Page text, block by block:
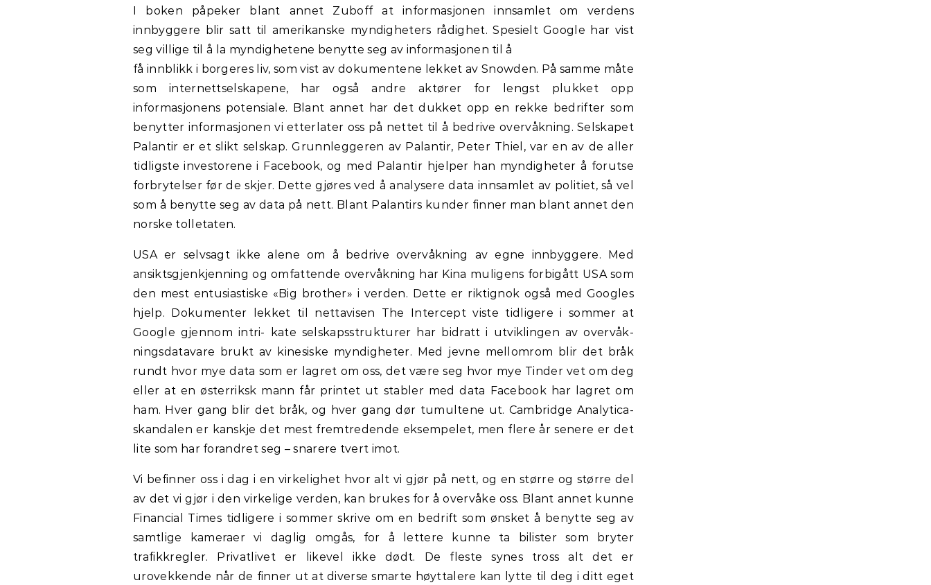
I boken påpeker blant annet Zuboff at informasjonen innsamlet om verdens
innbyggere blir satt til amerikanske myndigheters rådighet. Spesielt Google har vist
seg villige til å la myndighetene benytte seg av informasjonen til å
få innblikk i borgeres liv, som vist av dokumentene lekket av Snowden. På samme måte
som internettselskapene, har også andre aktører for lengst plukket opp
informasjonens potensiale. Blant annet har det dukket opp en rekke bedrifter som
benytter informasjonen vi etterlater oss på nettet til å bedrive overvåkning. Selskapet
Palantir er et slikt selskap. Grunnleggeren av Palantir, Peter Thiel, var en av de aller
tidligste investorene i Facebook, og med Palantir hjelper han myndigheter å forutse
forbrytelser før de skjer. Dette gjøres ved å analysere data innsamlet av politiet, så vel
som å benytte seg av data på nett. Blant Palantirs kunder finner man blant annet den
norske tolletaten.
USA er selvsagt ikke alene om å bedrive overvåkning av egne innbyggere. Med
ansiktsgjenkjenning og omfattende overvåkning har Kina muligens forbigått USA som
den mest entusiastiske «Big brother» i verden. Dette er riktignok også med Googles
hjelp. Dokumenter lekket til nettavisen The Intercept viste tidligere i sommer at
Google gjennom intri- kate selskapsstrukturer har bidratt i utviklingen av overvåk-
ningsdatavare brukt av kinesiske myndigheter. Med jevne mellomrom blir det bråk
rundt hvor mye data som er lagret om oss, det være seg hvor mye Tinder vet om deg
eller at en østerriksk mann får printet ut stabler med data Facebook har lagret om
ham. Hver gang blir det bråk, og hver gang dør tumultene ut. Cambridge Analytica-
skandalen er kanskje det mest fremtredende eksempelet, men flere år senere er det
lite som har forandret seg – snarere tvert imot.
Vi befinner oss i dag i en virkelighet hvor alt vi gjør på nett, og en større og større del
av det vi gjør i den virkelige verden, kan brukes for å overvåke oss. Blant annet kunne
Financial Times tidligere i sommer skrive om en bedrift som ønsket å benytte seg av
samtlige kameraer vi daglig omgås, for å lettere kunne ta bilister som bryter
trafikkregler. Privatlivet er likevel ikke dødt. De fleste synes tross alt det er
urovekkende når de finner ut at diverse smarte høyttalere kan lytte til deg i ditt eget